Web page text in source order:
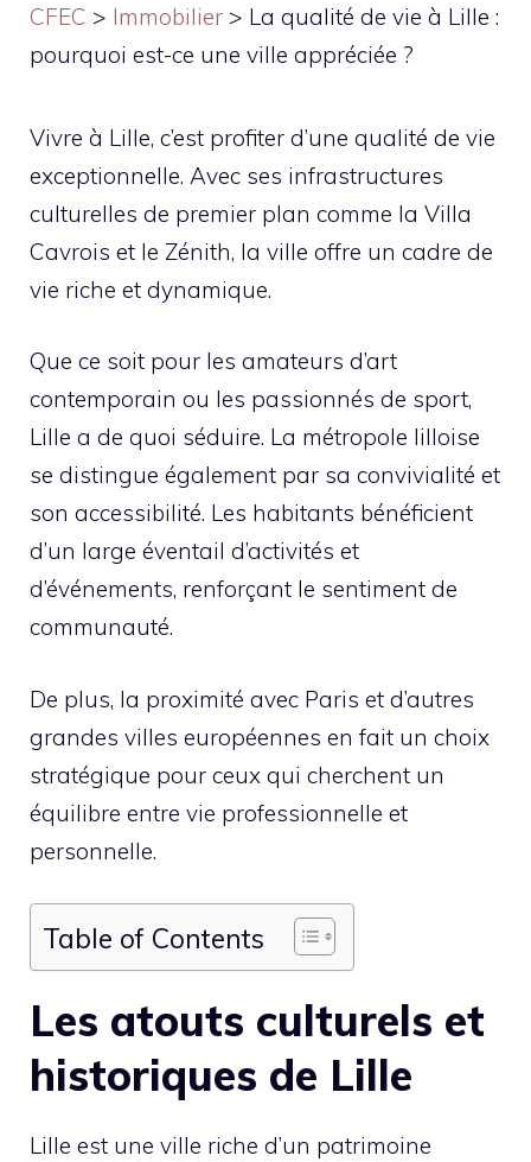
CFEC > Immobilier > La qualité de vie à Lille :
pourquoi est-ce une ville appréciée ?
Vivre à Lille, c’est profiter d’une qualité de vie
exceptionnelle. Avec ses infrastructures
culturelles de premier plan comme la Villa
Cavrois et le Zénith, la ville offre un cadre de
vie riche et dynamique.
Que ce soit pour les amateurs d’art
contemporain ou les passionnés de sport,
Lille a de quoi séduire. La métropole lilloise
se distingue également par sa convivialité et
son accessibilité. Les habitants bénéficient
d’un large éventail d’activités et
d’événements, renforçant le sentiment de
communauté.
De plus, la proximité avec Paris et d’autres
grandes villes européennes en fait un choix
stratégique pour ceux qui cherchent un
équilibre entre vie professionnelle et
personnelle.
Table of Contents
Les atouts culturels et
historiques de Lille
Lille est une ville riche d’un patrimoine